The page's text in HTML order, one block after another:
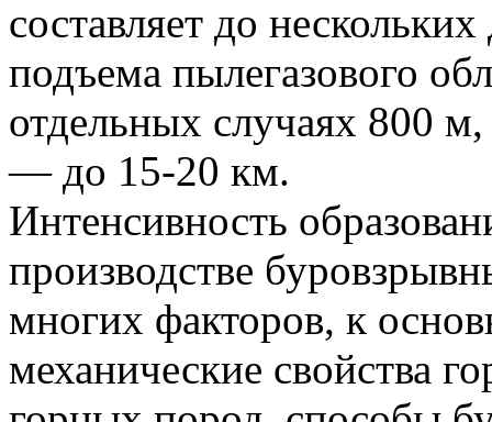
составляет до
подъема пылегазового
отдельных случаях 800
— до 15-20 км.
Интенсивность
производстве
многих факторов, к
механические свойства